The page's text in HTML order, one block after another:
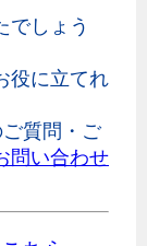
でしょう
役に立てれ
質問・ご
問い合わせ